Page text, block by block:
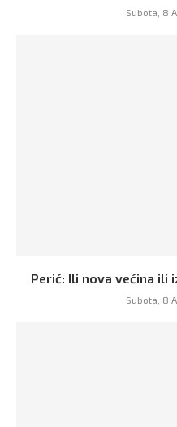
Subota, 8
Perić: Ili nova većina ili
Subota, 8